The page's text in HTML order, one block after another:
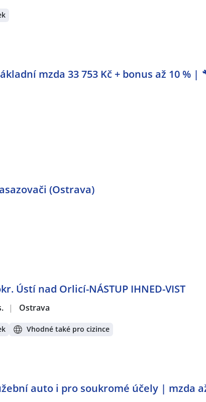
mzda 33 753 Kč + bonus až 10 % |
(Ostrava)
Ústí nad Orlicí-NÁSTUP IHNED-VIST
| Ostrava
Vhodné také pro cizince
auto i pro soukromé účely | mzda